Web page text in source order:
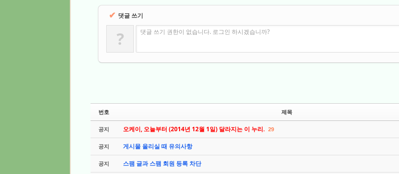
✔ 댓글 쓰기
? 댓글 쓰기 권한이 없습니다. 로그인 하시겠습니까?
번호 제목
공지 오케이, 오늘부터 (2014년 12월 1일) 달라지는 이 누리. 29
공지 게시물 올리실 때 유의사항
공지 스팸 글과 스팸 회원 등록 차단